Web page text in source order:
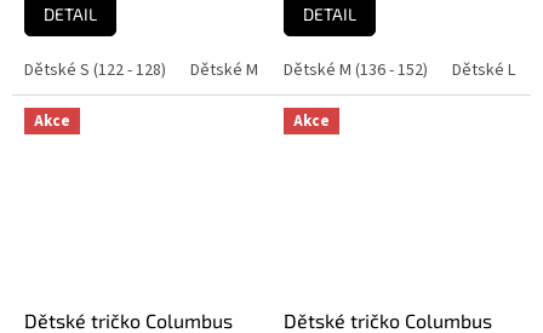
DETAIL
Dětské S (122 - 128) Dětské M (140 - 146) Dětské L (152 - 158)
DETAIL
Dětské M (136 - 152) Dětské L
Akce
Dětské tričko Columbus
Akce
Dětské tričko Columbus